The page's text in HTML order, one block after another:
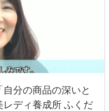
分の商品の深いと
ディ養成所 ふくだ